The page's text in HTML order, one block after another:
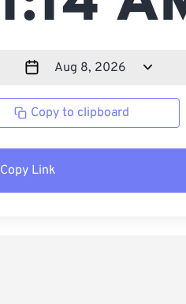
Copy to clipboard
Copy Link